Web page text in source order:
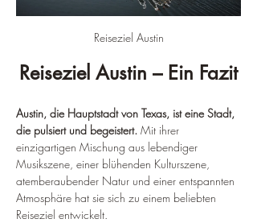
Reiseziel Austin
Reiseziel Austin – Ein Fazit
Austin, die Hauptstadt von Texas, ist eine Stadt,
die pulsiert und begeistert. Mit ihrer
einzigartigen Mischung aus lebendiger
Musikszene, einer blühenden Kulturszene,
atemberaubender Natur und einer entspannten
Atmosphäre hat sie sich zu einem beliebten
Reiseziel entwickelt.